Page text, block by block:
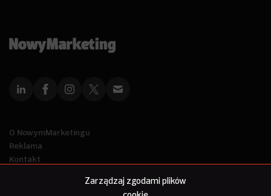
Zarządzaj zgodami plików
O NowymMarketingu
Reklama
Kontakt